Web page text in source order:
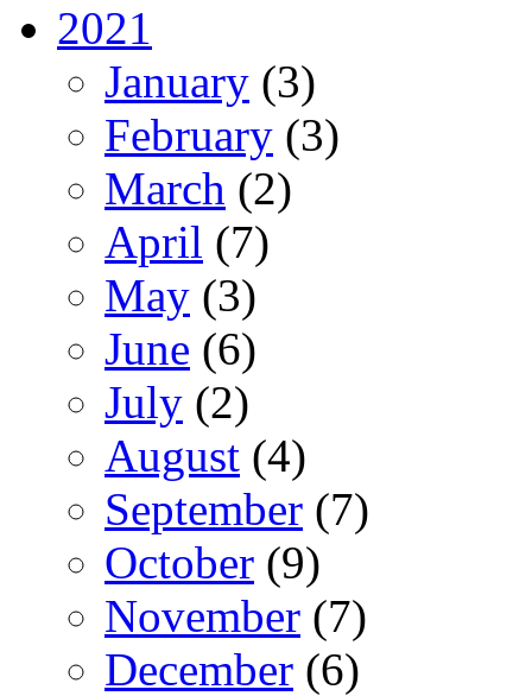
2021
January (3)
February (3)
March (2)
April (7)
May (3)
June (6)
July (2)
August (4)
September (7)
October (9)
November (7)
December (6)